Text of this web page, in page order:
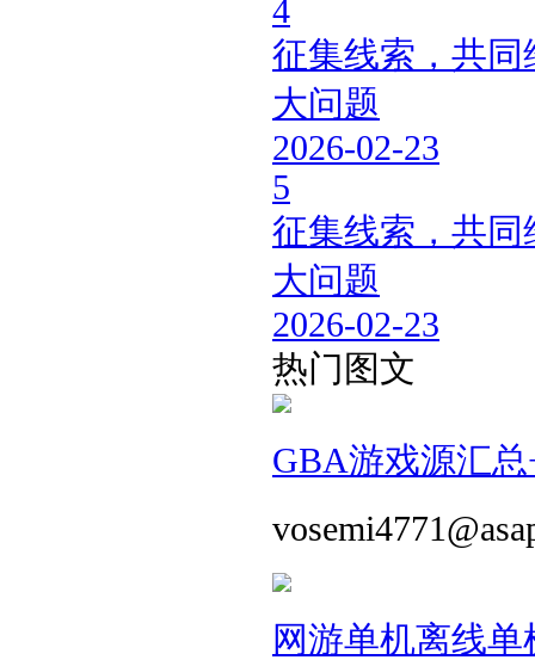
4
征集线索，共同
大问题
2026-02-23
5
征集线索，共同
大问题
2026-02-23
热门图文
GBA游戏源汇
网游单机离线